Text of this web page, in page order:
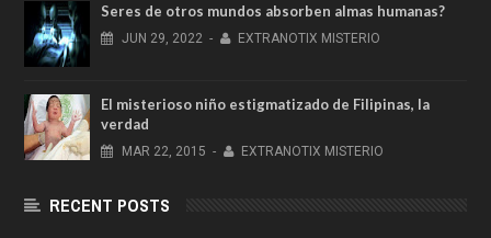
Seres de otros mundos absorben almas humanas?
JUN 29, 2022 - EXTRANOTIX MISTERIO
El misterioso niño estigmatizado de Filipinas, la
verdad
MAR 22, 2015 - EXTRANOTIX MISTERIO
RECENT POSTS